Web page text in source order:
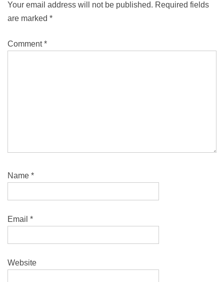
Your email address will not be published. Required fields
are marked *
Comment*
Name *
Email *
Website